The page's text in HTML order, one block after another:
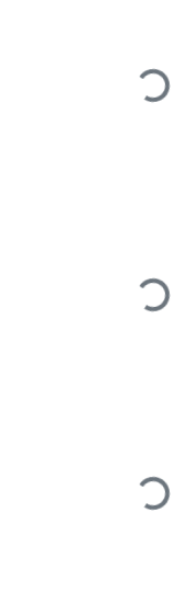
Loading...
Loading...
Loading...